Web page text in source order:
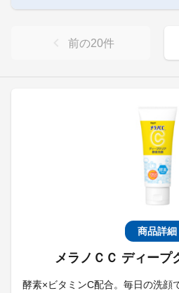
商品詳細
メラノＣＣ ディープ
酵素×ビタミンC配合。毎日の洗顔
前の20件